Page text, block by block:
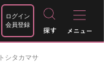
ログイン
会員登録
トシタカマサ